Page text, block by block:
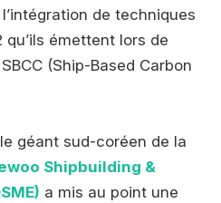
de techniques
émettent lors de
(Ship-Based Carbon
géant sud-coréen de la
Shipbuilding &
a mis au point une